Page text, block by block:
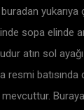
sopa elinde
sol ayağı